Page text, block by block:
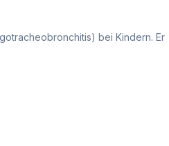
bei Kindern. Er